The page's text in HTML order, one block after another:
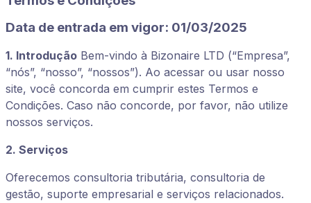
Data de entrada em vigor: 01/03/2025
1. Introdução Bem-vindo à Bizonaire LTD (“Empresa”,
“nós”, “nosso”, “nossos”). Ao acessar ou usar nosso
site, você concorda em cumprir estes Termos e
Condições. Caso não concorde, por favor, não utilize
nossos serviços.
2. Serviços
Oferecemos consultoria tributária, consultoria de
gestão, suporte empresarial e serviços relacionados.